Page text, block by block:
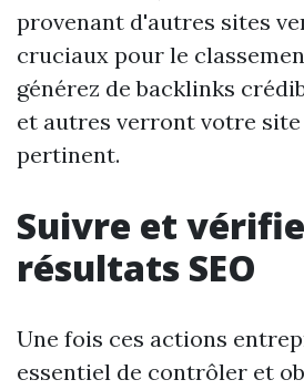
provenant d'autres sites
cruciaux pour le
générez de backlinks
et autres verront votre site
pertinent.
Suivre et
résultats SEO
Une fois ces actions
essentiel de contrôler et